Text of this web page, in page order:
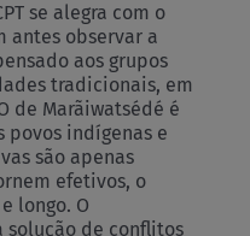
se alegra com o
antes observar a
aos grupos
tradicionais, em
de Marãiwatsédé é
indígenas e
são apenas
efetivos, o
longo. O
de conflitos